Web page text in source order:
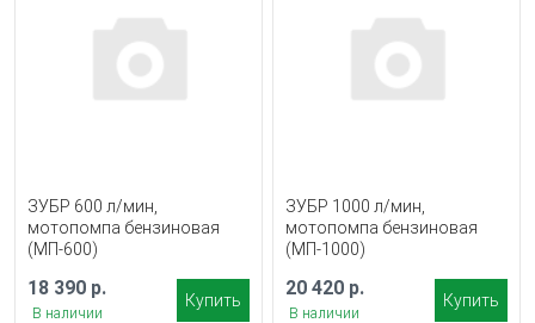
ЗУБР 600 л/мин,
мотопомпа бензиновая
(МП-600)
18 390 р.
В наличии
Купить
ЗУБР 1000 л/мин,
мотопомпа бензиновая
(МП-1000)
20 420 р.
В наличии
Купить